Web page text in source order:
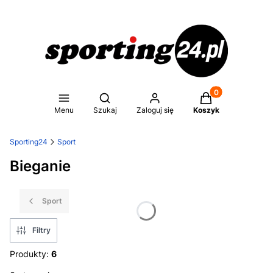
Menu
Otwórz wyszukiwarkę
Szukaj Zaloguj się
Produkty w
Koszyk
Sporting24 Sport
Bieganie
Sport
Filtry
Produkty: 6